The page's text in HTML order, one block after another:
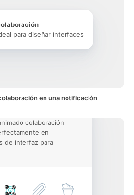
para diseñar interfaces
en una notificación
colaboración
en
de interfaz para